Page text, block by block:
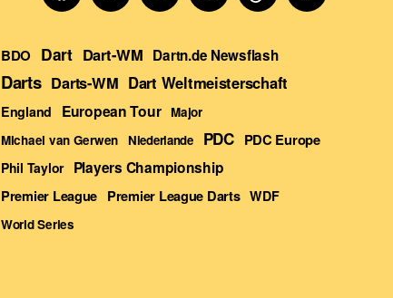
BDO Dart Dart-WM Dartn.de Newsflash
Darts Darts-WM Dart Weltmeisterschaft
England European Tour Major
Michael van Gerwen Niederlande PDC PDC Europe
Phil Taylor Players Championship
Premier League Premier League Darts WDF
World Series